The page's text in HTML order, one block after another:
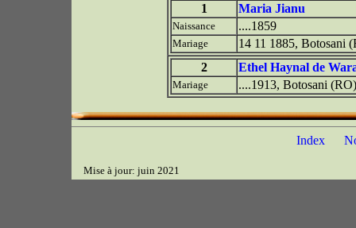
1
Maria Jianu
Naissance ....1859
Mariage
14 11 1885, Botosani
2
Ethel Haynal de
Mariage ....1913, Botosani (RO)
Index
Mise à jour: juin 2021